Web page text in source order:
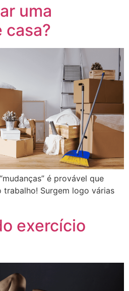
uma
casa?
é provável que
trabalho! Surgem logo várias
exercício